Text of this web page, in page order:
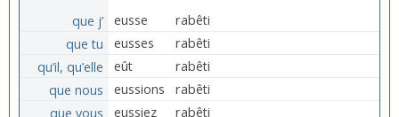
que j’ eusse
rabêti
que tu
eusses
rabêti
qu’il, qu’elle
eût
rabêti
que nous
eussions
rabêti
que vous
eussiez
rabêti